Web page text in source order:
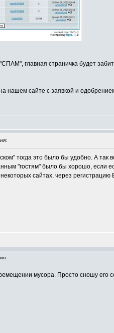
главная страничка будет
нашем сайте с заявкой и
тогда это было бы удобно. А так
"гостям" было бы хорошо, если
сайтах, через
мусора. Просто сношу его